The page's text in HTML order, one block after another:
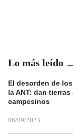
Lo más leído
El desorden de
la ANT: dan
campesinos
06/09/2023